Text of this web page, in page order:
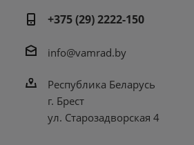
+375 (29) 2222-150
info@vamrad.by
Республика Беларусь
г. Брест
ул. Старозадворская 4